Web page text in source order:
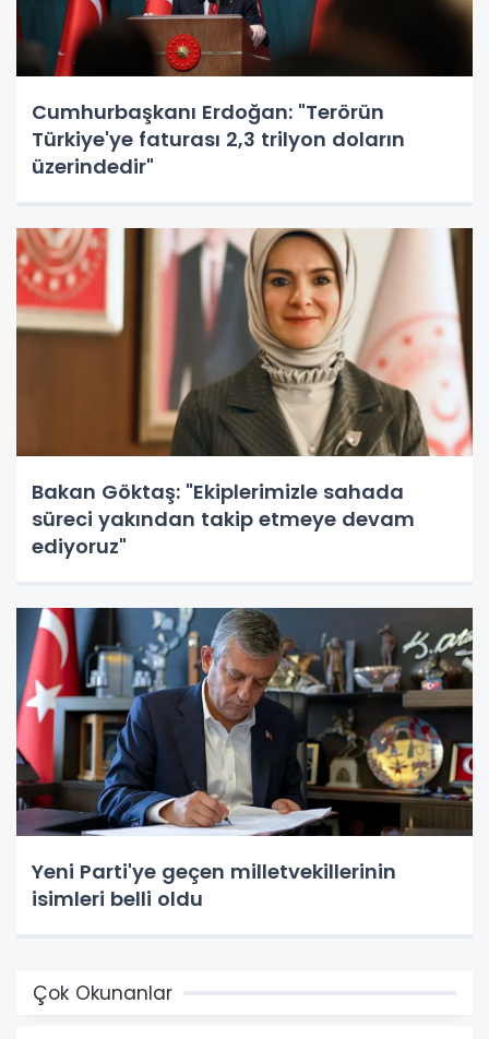
Cumhurbaşkanı Erdoğan: "Terörün
Türkiye'ye faturası 2,3 trilyon doların
üzerindedir"
Bakan Göktaş: "Ekiplerimizle sahada
süreci yakından takip etmeye devam
ediyoruz"
Yeni Parti'ye geçen milletvekillerinin
isimleri belli oldu
Çok Okunanlar